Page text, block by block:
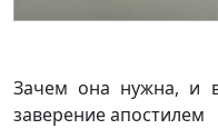
Зачем она нужна, и в
заверение апостилем